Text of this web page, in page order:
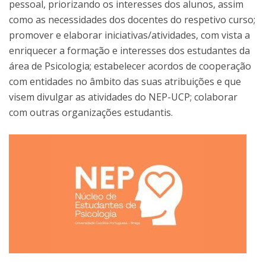
pessoal, priorizando os interesses dos alunos, assim
como as necessidades dos docentes do respetivo curso;
promover e elaborar iniciativas/atividades, com vista a
enriquecer a formação e interesses dos estudantes da
área de Psicologia; estabelecer acordos de cooperação
com entidades no âmbito das suas atribuições e que
visem divulgar as atividades do NEP-UCP; colaborar
com outras organizações estudantis.